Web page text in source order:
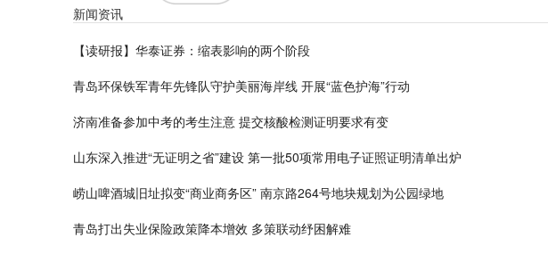
新闻资讯
【读研报】华泰证券：缩表影响的两个阶段
青岛环保铁军青年先锋队守护美丽海岸线 开展“蓝色护海”行动
济南准备参加中考的考生注意 提交核酸检测证明要求有变
山东深入推进“无证明之省”建设 第一批50项常用电子证照证明清单出炉
崂山啤酒城旧址拟变“商业商务区” 南京路264号地块规划为公园绿地
青岛打出失业保险政策降本增效 多策联动纾困解难